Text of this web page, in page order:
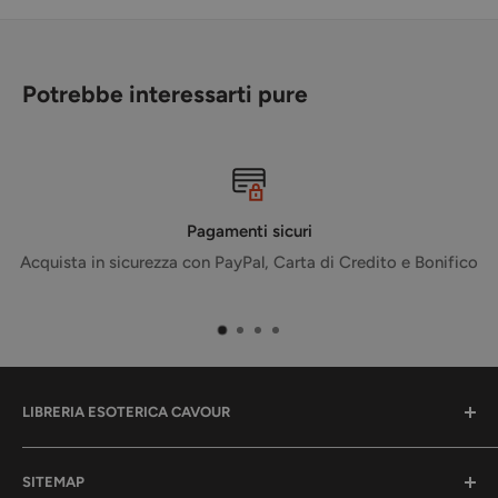
Potrebbe interessarti pure
Pagamenti sicuri
Acquista in sicurezza con PayPal, Carta di Credito e Bonifico
LIBRERIA ESOTERICA CAVOUR
La tua libreria per l'anima.
Qui troverai tanti libri, oggetti, eventi e corsi per la tua
SITEMAP